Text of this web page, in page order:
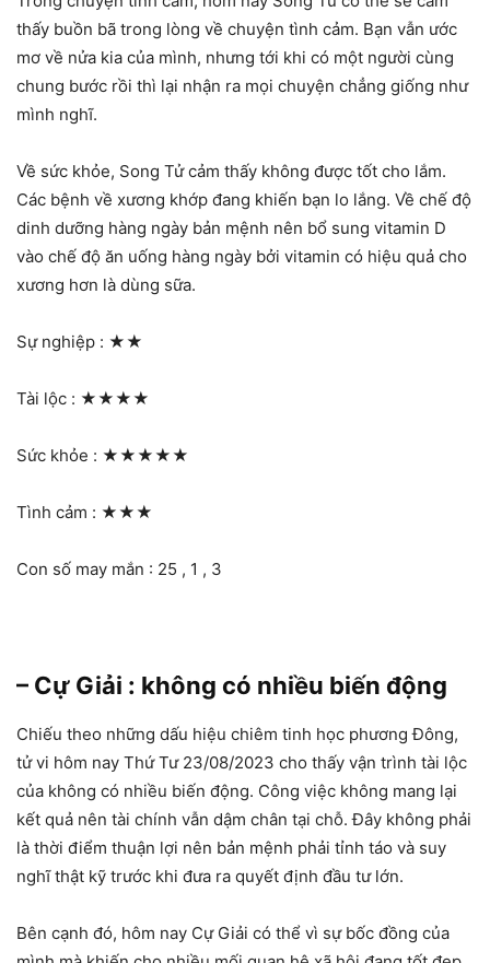
thấy buồn bã trong lòng về chuyện tình cảm. Bạn vẫn ước
mơ về nửa kia của mình, nhưng tới khi có một người cùng
chung bước rồi thì lại nhận ra mọi chuyện chẳng giống như
mình nghĩ.
Về sức khỏe, Song Tử cảm thấy không được tốt cho lắm.
Các bệnh về xương khớp đang khiến bạn lo lắng. Về chế độ
dinh dưỡng hàng ngày bản mệnh nên bổ sung vitamin D
vào chế độ ăn uống hàng ngày bởi vitamin có hiệu quả cho
xương hơn là dùng sữa.
Sự nghiệp : ★★
Tài lộc : ★★★★
Sức khỏe : ★★★★★
Tình cảm : ★★★
Con số may mắn : 25 , 1 , 3
– Cự Giải : không có nhiều biến động
Chiếu theo những dấu hiệu chiêm tinh học phương Đông,
tử vi hôm nay Thứ Tư 23/08/2023 cho thấy vận trình tài lộc
của không có nhiều biến động. Công việc không mang lại
kết quả nên tài chính vẫn dậm chân tại chỗ. Đây không phải
là thời điểm thuận lợi nên bản mệnh phải tỉnh táo và suy
nghĩ thật kỹ trước khi đưa ra quyết định đầu tư lớn.
Bên cạnh đó, hôm nay Cự Giải có thể vì sự bốc đồng của